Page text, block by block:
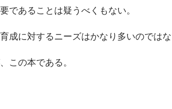
であることは疑うべくもない。
成に対するニーズはかなり多いのではな
この本である。